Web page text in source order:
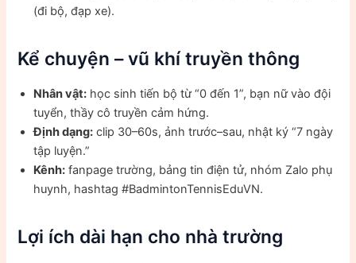
(đi bộ, đạp xe).
Kể chuyện – vũ khí truyền thông
Nhân vật: học sinh tiến bộ từ “0 đến 1”, bạn nữ vào đội
tuyển, thầy cô truyền cảm hứng.
Định dạng: clip 30–60s, ảnh trước–sau, nhật ký “7 ngày
tập luyện.”
Kênh: fanpage trường, bảng tin điện tử, nhóm Zalo phụ
huynh, hashtag #BadmintonTennisEduVN.
Lợi ích dài hạn cho nhà trường